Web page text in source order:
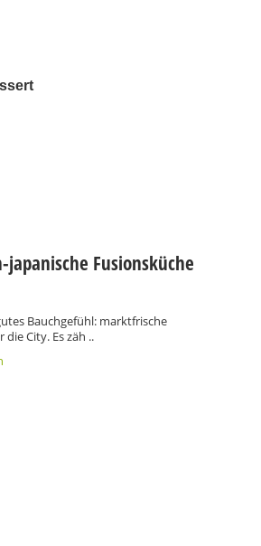
Fusionsküche
Bauchgefühl: marktfrische
City. Es zäh ..